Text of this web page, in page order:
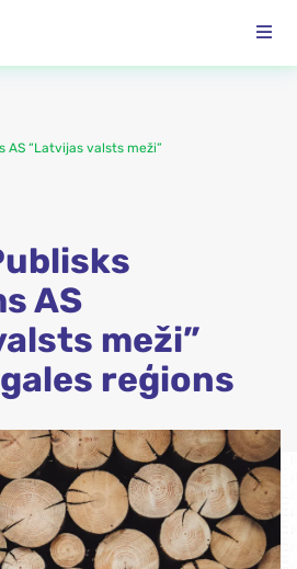
AS “Latvijas valsts meži”
AS
meži”
reģions